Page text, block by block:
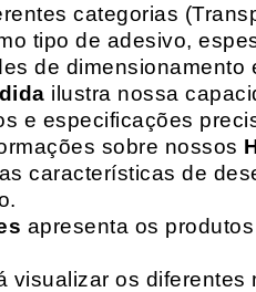
categorias
tipo de adesivo,
de dimensionamento
ilustra nossa
e especificações
sobre nossos
características de
apresenta os
visualizar os